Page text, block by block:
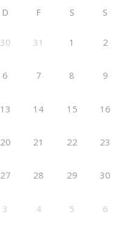
D F S S
30 31 1 2
6 7 8 9
13 14 15 16
20 21 22 23
27 28 29 30
3 4 5 6